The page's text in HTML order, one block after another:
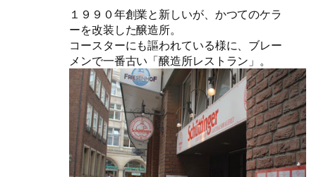
１９９０年創業と新しいが、かつてのケラ
ーを改装した醸造所。
コースターにも謳われている様に、ブレー
メンで一番古い「醸造所レストラン」。